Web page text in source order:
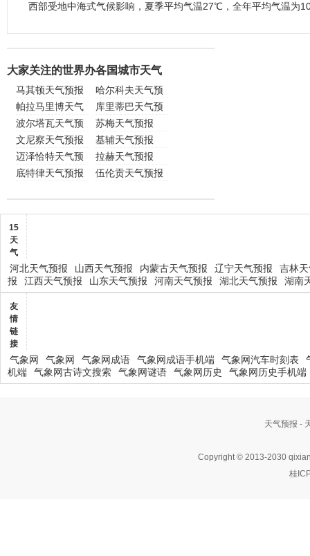
西部受地中海式气候影响，夏季平均气温27℃，全年平均气温为
大家关注的世界办各国城市天气
马其顿天气预报
哈尔科夫天气预
报
帕拉马里博天气
预报
库里蒂巴天气预
报
波尔塔瓦天气预
报
苏梅天气预报
文尼察天气预报
基辅天气预报
迈泽恰特天气预
报
拉赫天气预报
底特律天气预报
伍伦贡天气预报
15
天
气
河北天气预报 山西天气预报 内蒙古天气预报 辽宁天气预报
吉林
报
江西天气预报 山东天气预报 河南天气预报 湖北天气预报 湖南
友
情
链
接
气象网 气象网 气象网成语 气象网成语手机端 气象网汽车时刻表
机端
气象网古诗文搜索 气象网谜语 气象网历史 气象网历史手机端
天气预报 -
Copyright © 2013-2030
桂